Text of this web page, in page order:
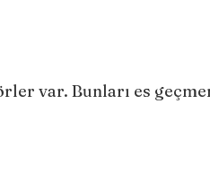
var. Bunları es